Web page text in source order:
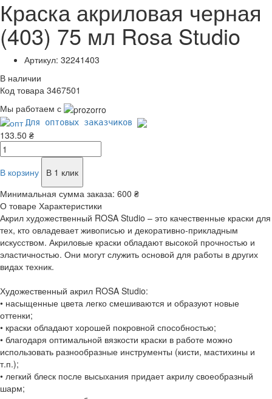
Краска акриловая черная
(403) 75 мл Rosa Studio
Артикул: 32241403
В наличии
Код товара 3467501
Мы работаем с
Для оптовых заказчиков
133.50 ₴
В корзину
В 1 клик
Минимальная сумма заказа: 600 ₴
О товаре Характеристики
Акрил художественный ROSA Studio – это качественные краски для
тех, кто овладевает живописью и декоративно-прикладным
искусством. Акриловые краски обладают высокой прочностью и
эластичностью. Они могут служить основой для работы в других
видах техник.
Художественный акрил ROSA Studio:
• насыщенные цвета легко смешиваются и образуют новые
оттенки;
• краски обладают хорошей покровной способностью;
• благодаря оптимальной вязкости краски в работе можно
использовать разнообразные инструменты (кисти, мастихины и
т.п.);
• легкий блеск после высыхания придает акрилу своеобразный
шарм;